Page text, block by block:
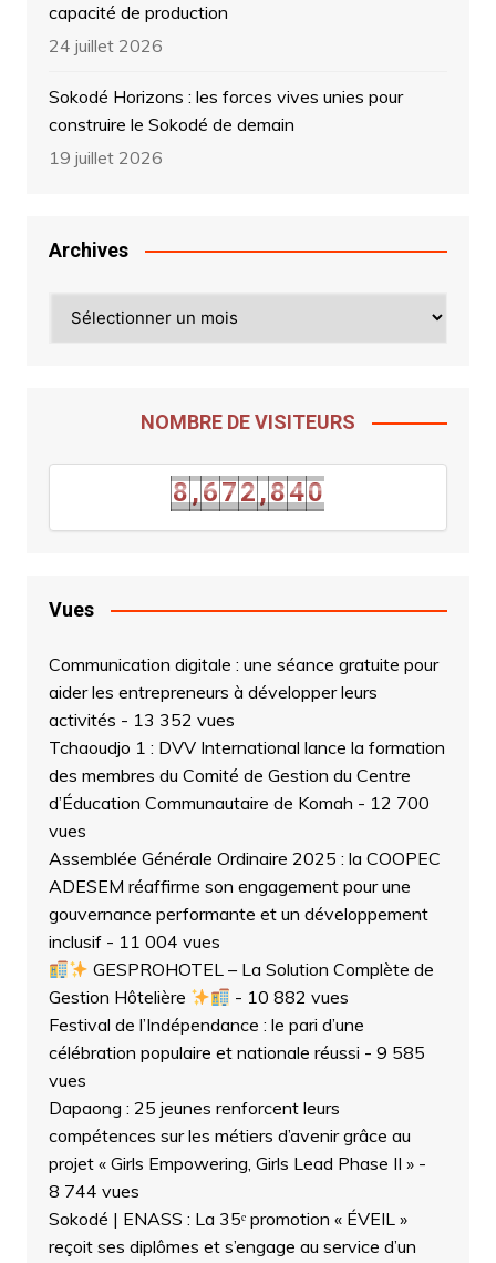
capacité de production
24 juillet 2026
Sokodé Horizons : les forces vives unies pour
construire le Sokodé de demain
19 juillet 2026
Archives
NOMBRE DE VISITEURS
8
8
,
,
6
6
7
7
2
2
,
,
8
84
3
0
9
Vues
Communication digitale : une séance gratuite pour
aider les entrepreneurs à développer leurs
activités - 13 352 vues
Tchaoudjo 1 : DVV International lance la formation
des membres du Comité de Gestion du Centre
d’Éducation Communautaire de Komah - 12 700
vues
Assemblée Générale Ordinaire 2025 : la COOPEC
ADESEM réaffirme son engagement pour une
gouvernance performante et un développement
inclusif- 11 004 vues
GESPROHOTEL – La Solution Complète de
Gestion Hôtelière
- 10 882 vues
Festival de l’Indépendance : le pari d’une
célébration populaire et nationale réussi - 9 585
vues
Dapaong : 25 jeunes renforcent leurs
compétences sur les métiers d’avenir grâce au
projet « Girls Empowering, Girls Lead Phase II »-
8 744 vues
Sokodé | ENASS : La 35ᵉ promotion « ÉVEIL »
reçoit ses diplômes et s’engage au service d’un